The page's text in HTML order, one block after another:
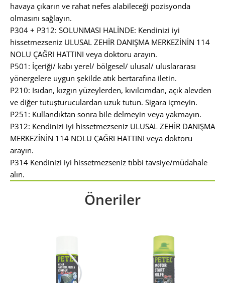
havaya çıkarın ve rahat nefes alabileceği pozisyonda
olmasını sağlayın.
P304 + P312: SOLUNMASI HALİNDE: Kendinizi iyi
hissetmezseniz ULUSAL ZEHİR DANIŞMA MERKEZİNİN 114
NOLU ÇAĞRI HATTINI veya doktoru arayın.
P501: İçeriği/ kabı yerel/ bölgesel/ ulusal/ uluslararası
yönergelere uygun şekilde atık bertarafına iletin.
P210: Isıdan, kızgın yüzeylerden, kıvılcımdan, açık alevden
ve diğer tutuşturuculardan uzuk tutun. Sigara içmeyin.
P251: Kullandıktan sonra bile delmeyin veya yakmayın.
P312: Kendinizi iyi hissetmezseniz ULUSAL ZEHİR DANIŞMA
MERKEZİNİN 114 NOLU ÇAĞRI HATTINI veya doktoru
arayın.
P314 Kendinizi iyi hissetmezseniz tıbbi tavsiye/müdahale
alın.
Öneriler